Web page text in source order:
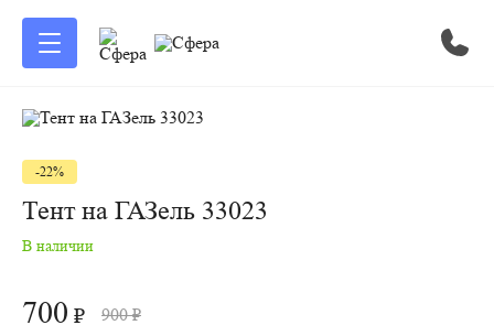
-22%
Тент на ГАЗель 33023
В наличии
700 ₽ 900₽